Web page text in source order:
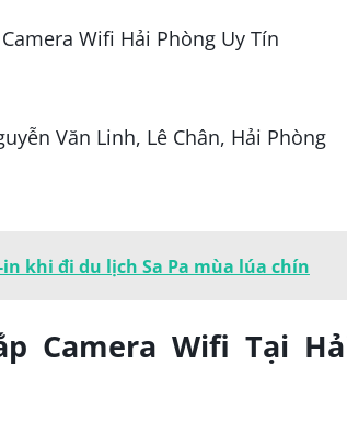
Văn Linh, Lê Chân, Hải Phòng
khi đi du lịch Sa Pa mùa lúa chín
Camera Wifi Tại